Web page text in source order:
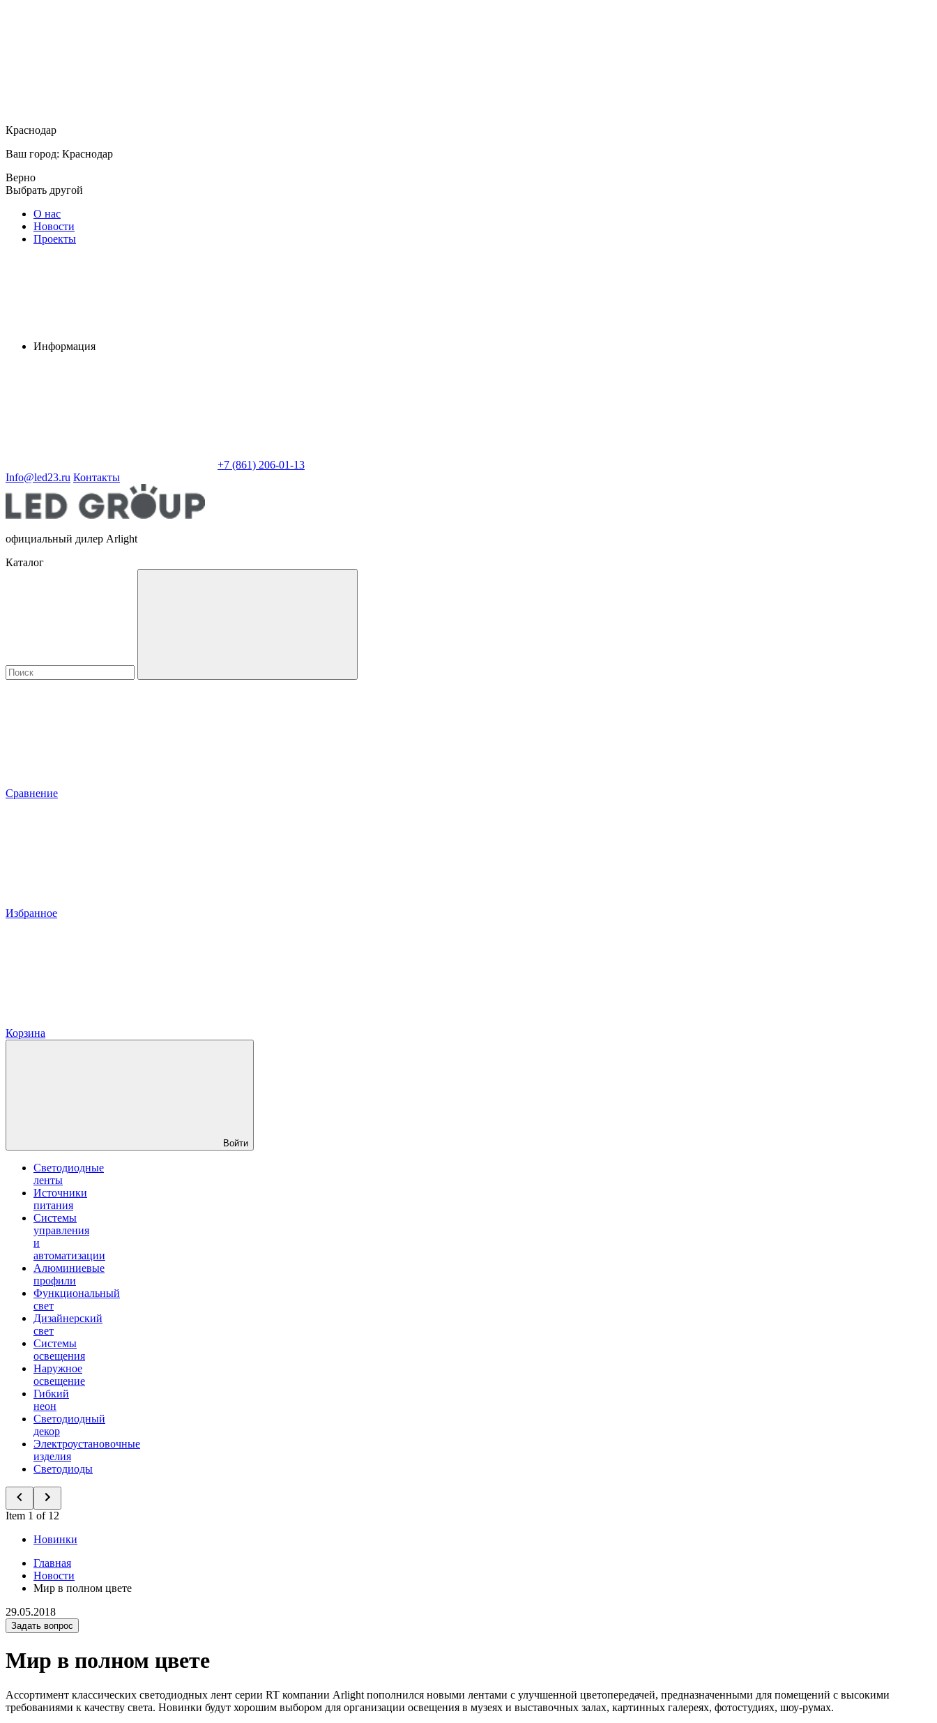
Краснодар
Ваш город: Краснодар
Верно
Выбрать другой
О нас
Новости
Проекты
Информация
+7 (861) 206-01-13
Info@led23.ru Контакты
официальный дилер Arlight
Каталог
Сравнение
Избранное
Корзина
Войти
Светодиодные
ленты
Источники
питания
Системы
управления
и
автоматизации
Алюминиевые
профили
Функциональный
свет
Дизайнерский
свет
Системы
освещения
Наружное
освещение
Гибкий
неон
Светодиодный
декор
Электроустановочные
изделия
Светодиоды
Item 1 of 12
Новинки
Главная
Новости
Мир в полном цвете
29.05.2018
Задать вопрос
Мир в полном цвете
Ассортимент классических светодиодных лент серии RT компании Arlight пополнился новыми лентами с улучшенной цветопередачей, предназначенными для помещений с высокими
требованиями к качеству света. Новинки будут хорошим выбором для организации освещения в музеях и выставочных залах, картинных галереях, фотостудиях, шоу-румах.